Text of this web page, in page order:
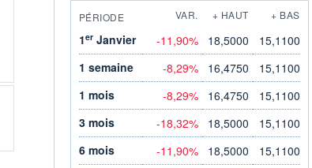
PÉRIODE VAR. + HAUT + BAS
1erJanvier -11,90% 18,5000
15,1100
1 semaine
-8,29% 16,4750
15,1100
1 mois
-8,29% 16,4750
15,1100
3 mois
-18,32% 18,5000
15,1100
6 mois
-11,90% 18,5000
15,1100